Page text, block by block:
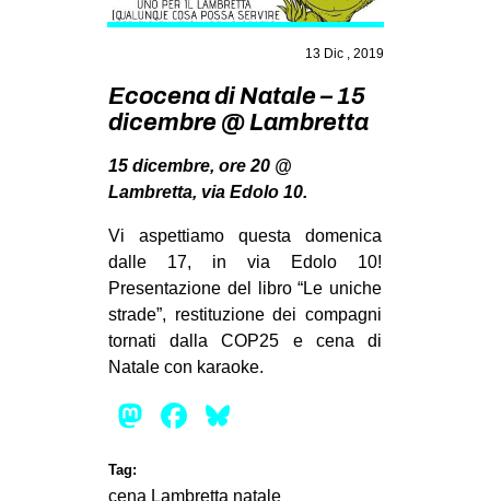
STUDENTI TSUNAMI
MILANO
MOBILITAZIONI
SPAZI
SPORT POPOLARE
MOVIMENTI
AMBIENTE
ANTIFASCISMO
DIRITTO ALL’ABITARE
13 Dic , 2019
Ecocena di Natale – 15
dicembre @ Lambretta
15 dicembre, ore 20 @
Lambretta, via Edolo 10.
Vi aspettiamo questa domenica
dalle 17, in via Edolo 10!
Presentazione del libro “Le uniche
strade”, restituzione dei compagni
tornati dalla COP25 e cena di
Natale con karaoke.
Mastodon
Facebook
Tag:
cena Lambretta natale